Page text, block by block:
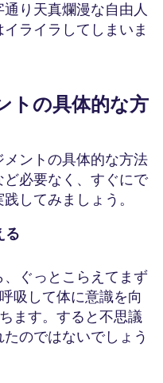
通り天真爛漫な自由人
ライラしてしまいま
トの具体的な方
ントの具体的な方法
必要なく、すぐにで
してみましょう。
る
ぐっとこらえてまず
吸して体に意識を向
ます。すると不思議
のではないでしょう